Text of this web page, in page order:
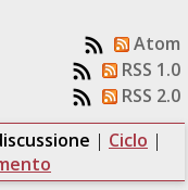
Atom
RSS 1.0
RSS 2.0
| Ciclo |